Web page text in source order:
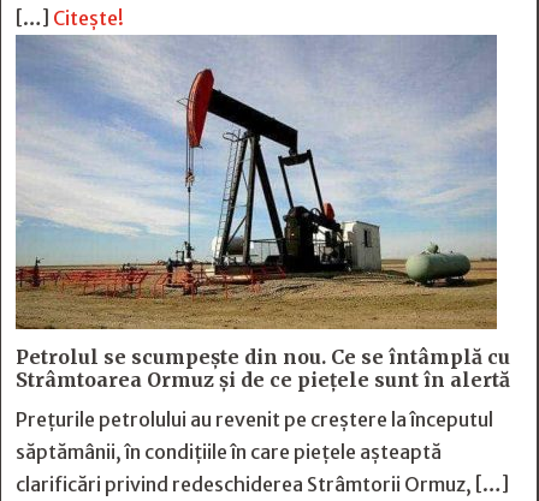
[…] Citește!
Petrolul se scumpește din nou. Ce se întâmplă cu
Strâmtoarea Ormuz și de ce piețele sunt în alertă
Prețurile petrolului au revenit pe creștere la începutul
săptămânii, în condițiile în care piețele așteaptă
clarificări privind redeschiderea Strâmtorii Ormuz, […]